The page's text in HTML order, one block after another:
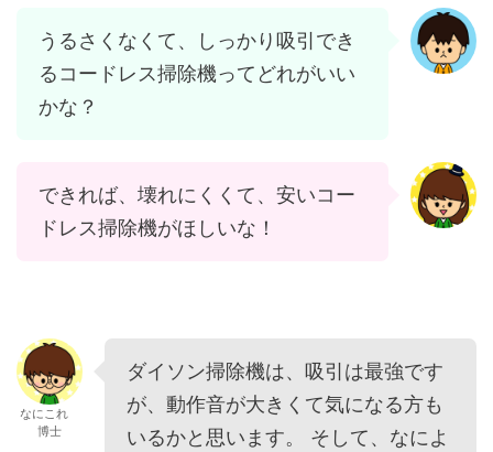
うるさくなくて、しっかり吸引でき
るコードレス掃除機ってどれがいい
かな？
できれば、壊れにくくて、安いコー
ドレス掃除機がほしいな！
なにこれ
博士
ダイソン掃除機は、吸引は最強です
が、動作音が大きくて気になる方も
いるかと思います。 そして、なによ